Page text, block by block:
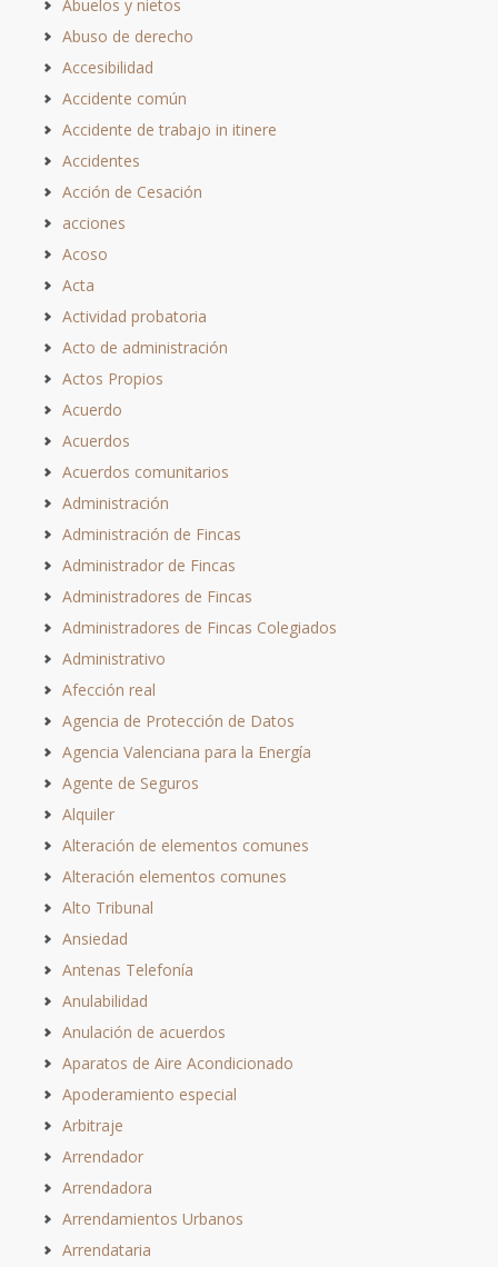
Abuelos y nietos
Abuso de derecho
Accesibilidad
Accidente común
Accidente de trabajo in itinere
Accidentes
Acción de Cesación
acciones
Acoso
Acta
Actividad probatoria
Acto de administración
Actos Propios
Acuerdo
Acuerdos
Acuerdos comunitarios
Administración
Administración de Fincas
Administrador de Fincas
Administradores de Fincas
Administradores de Fincas Colegiados
Administrativo
Afección real
Agencia de Protección de Datos
Agencia Valenciana para la Energía
Agente de Seguros
Alquiler
Alteración de elementos comunes
Alteración elementos comunes
Alto Tribunal
Ansiedad
Antenas Telefonía
Anulabilidad
Anulación de acuerdos
Aparatos de Aire Acondicionado
Apoderamiento especial
Arbitraje
Arrendador
Arrendadora
Arrendamientos Urbanos
Arrendataria